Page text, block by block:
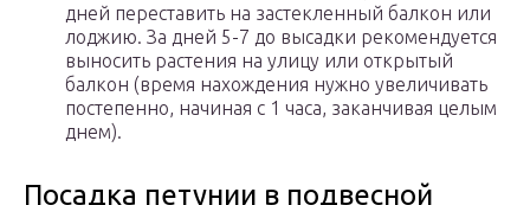
дней переставить на застекленный балкон или
лоджию. За дней 5-7 до высадки рекомендуется
выносить растения на улицу или открытый
балкон (время нахождения нужно увеличивать
постепенно, начиная с 1 часа, заканчивая целым
днем).
Посадка петунии в подвесной